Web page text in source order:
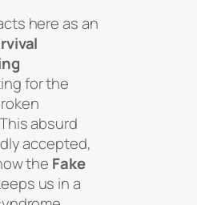
here as an
for the
absurd
accepted,
the Fake
us in a